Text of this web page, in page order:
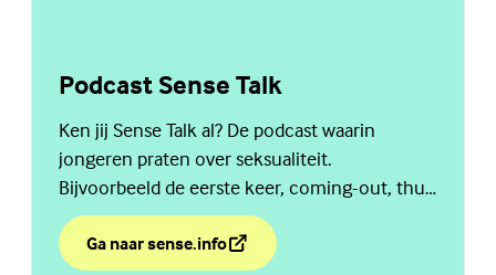
Podcast Sense Talk
Ken jij Sense Talk al? De podcast waarin
jongeren praten over seksualiteit.
Bijvoorbeeld de eerste keer, coming-out, thuis
praten over seks en nog veel meer. Ga naar
sense.info.
Ga naar sense.info
over Podcast Sense Talk
(Externe link)